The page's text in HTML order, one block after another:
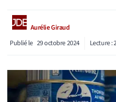
Aurélie Giraud
Publié le 29 octobre 2024 Lecture :